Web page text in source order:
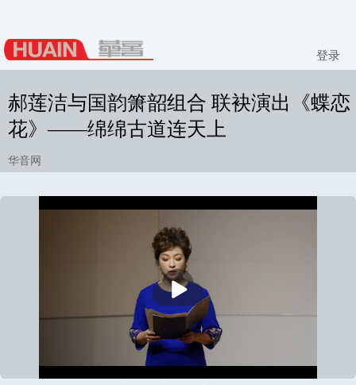
登录
郝莲洁与国韵箫韶组合 联袂演出《蝶恋
花》——绵绵古道连天上
华音网
播
放